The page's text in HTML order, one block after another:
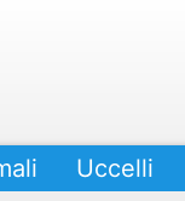
Uccelli